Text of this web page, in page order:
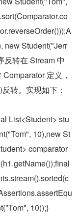
new Student("Jerr
反转在 Stream 中
定义，
转。实现如下：
List<Student> stu
10),new St
comparator
10));}